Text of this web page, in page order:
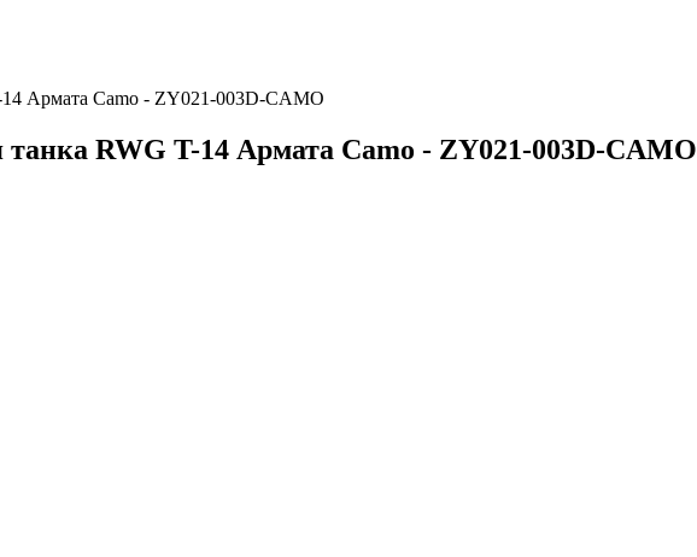
Армата Camo - ZY021-003D-CAMO
RWG T-14 Армата Camo - ZY021-003D-CAMO